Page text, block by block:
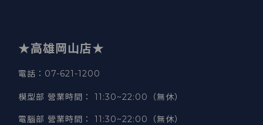
★高雄岡山店★
電話：07-621-1200
模型部 營業時間 ： 11:30~22:00（無休）
電腦部 營業時間 ： 11:30~22:00（無休）